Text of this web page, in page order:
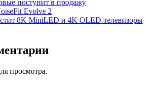
поступит в продажу
Evolve 2
8K MiniLED и 4K OLED-телевизоры
просмотра.